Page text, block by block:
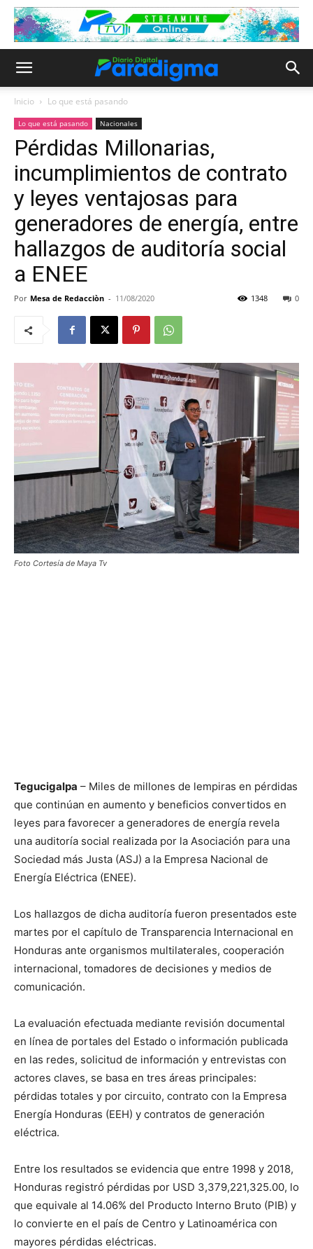
Inicio Lo que está pasando
Lo que está pasando Nacionales
Pérdidas Millonarias,
incumplimientos de contrato
y leyes ventajosas para
generadores de energía, entre
hallazgos de auditoría social
a ENEE
Por Mesa de Redacciòn - 11/08/2020 0
1348
Foto Cortesía de Maya Tv
Tegucigalpa – Miles de millones de lempiras en pérdidas
que continúan en aumento y beneficios convertidos en
leyes para favorecer a generadores de energía revela
una auditoría social realizada por la Asociación para una
Sociedad más Justa (ASJ) a la Empresa Nacional de
Energía Eléctrica (ENEE).
Los hallazgos de dicha auditoría fueron presentados este
martes por el capítulo de Transparencia Internacional en
Honduras ante organismos multilaterales, cooperación
internacional, tomadores de decisiones y medios de
comunicación.
La evaluación efectuada mediante revisión documental
en línea de portales del Estado o información publicada
en las redes, solicitud de información y entrevistas con
actores claves, se basa en tres áreas principales:
pérdidas totales y por circuito, contrato con la Empresa
Energía Honduras (EEH) y contratos de generación
eléctrica.
Entre los resultados se evidencia que entre 1998 y 2018,
Honduras registró pérdidas por USD 3,379,221,325.00, lo
que equivale al 14.06% del Producto Interno Bruto (PIB) y
lo convierte en el país de Centro y Latinoamérica con
mayores pérdidas eléctricas.